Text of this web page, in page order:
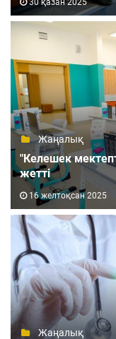
30 қазан 2025
Жаңалық
"Келешек
жетті
16 желтоқсан 2025
Жаңалық